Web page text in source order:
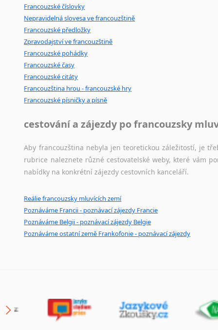
Francouzské číslovky
Nepravidelná slovesa ve francouzštině
Francouzské předložky
Zpravodajství ve francouzštině
Francouzské pohádky
Francouzské časy
Francouzské citáty
Francouzština hrou - francouzské hry
Francouzské písničky a písně
cestování a zájezdy po francouzsky
Aby francouzština nebyla jen teoretickou záležitostí, je
rubrice naleznete různé cestovatelské weby, které vám
nabídky na konkrétní zájezdy cestovních kanceláří.
Reálie francouzsky mluvících zemí
Poznáváme Francii - poznávací zájezdy Francie
Poznáváme Belgii - poznávací zájezdy Belgie
Poznáváme ostatní země Frankofonie - poznávací zájezdy